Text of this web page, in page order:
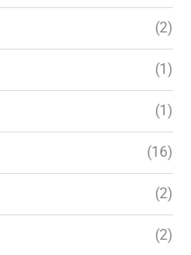
(2)
(1)
(1)
(16)
(2)
(2)